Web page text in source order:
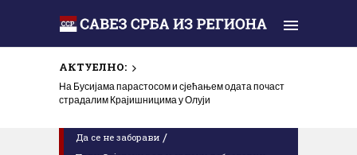
АКТУЕЛНО:
На Бусијама парастосом и сјећањем одата почаст
страдалим Крајишницима у Олуји
Да се не заборави /